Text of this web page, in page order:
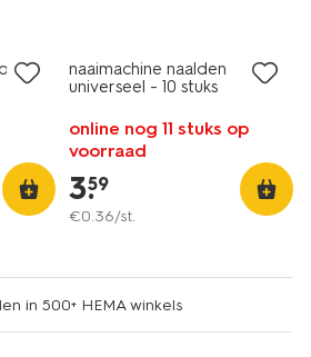
go
naaimachine naalden
universeel - 10 stuks
online nog 11 stuks op
voorraad
3.
59
€0.36/st.
in 500+ HEMA winkels